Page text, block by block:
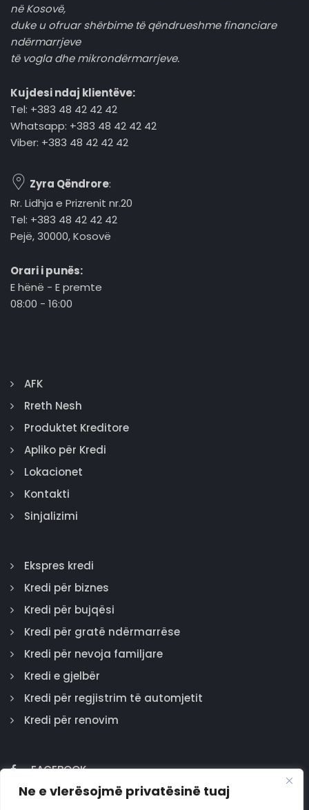
Ne e vlerësojmë privatësinë tuaj
në Kosovë,
duke u ofruar shërbime të qëndrueshme financiare
ndërmarrjeve
të vogla dhe mikrondërmarrjeve.
Kujdesi ndaj klientëve:
Tel: +383 48 42 42 42
Whatsapp: +383 48 42 42 42
Viber: +383 48 42 42 42
Zyra Qëndrore:
Rr. Lidhja e Prizrenit nr.20
Tel: +383 48 42 42 42
Pejë, 30000, Kosovë
Orari i punës:
E hënë - E premte
08:00 - 16:00
AFK
Rreth Nesh
Produktet Kreditore
Apliko për Kredi
Lokacionet
Kontakti
Sinjalizimi
Ekspres kredi
Kredi për biznes
Kredi për bujqësi
Kredi për gratë ndërmarrëse
Kredi për nevoja familjare
Kredi e gjelbër
Kredi për regjistrim të automjetit
Kredi për renovim
FACEBOOK
GOOGLE